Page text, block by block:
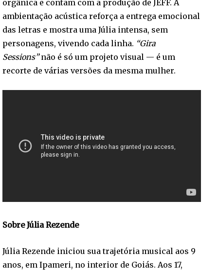
orgânica e contam com a produção de JEFF. A
ambientação acústica reforça a entrega emocional
das letras e mostra uma Júlia intensa, sem
personagens, vivendo cada linha. “Gira
Sessions”não é só um projeto visual — é um
recorte de várias versões da mesma mulher.
Sobre Júlia Rezende
Júlia Rezende iniciou sua trajetória musical aos 9
anos, em Ipameri, no interior de Goiás. Aos 17,